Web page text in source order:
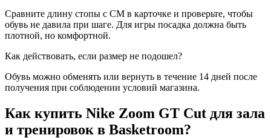
Сравните длину стопы с CM в карточке и проверьте, чтобы
обувь не давила при шаге. Для игры посадка должна быть
плотной, но комфортной.
Как действовать, если размер не подошел?
Обувь можно обменять или вернуть в течение 14 дней после
получения при соблюдении условий магазина.
Как купить Nike Zoom GT Cut для зала
и тренировок в Basketroom?